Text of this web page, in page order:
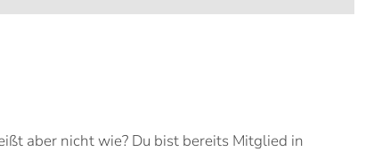
aber nicht wie? Du bist bereits Mitglied in